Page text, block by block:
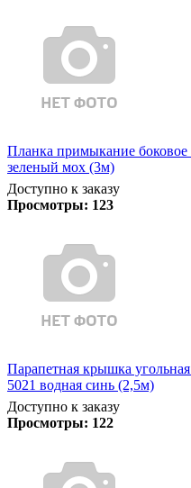
Планка примыкание
зеленый мох (3м)
Доступно к заказу
Просмотры: 123
Парапетная крышка
5021 водная синь (2,5м)
Доступно к заказу
Просмотры: 122